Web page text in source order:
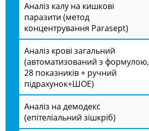
Аналіз калу на кишкові
паразити (метод
концентрування Parasept)
Аналіз крові загальний
(автоматизований з формулою,
28 показників + ручний
підрахунок+ШОЕ)
Аналіз на демодекс
(епітеліальний зішкріб)